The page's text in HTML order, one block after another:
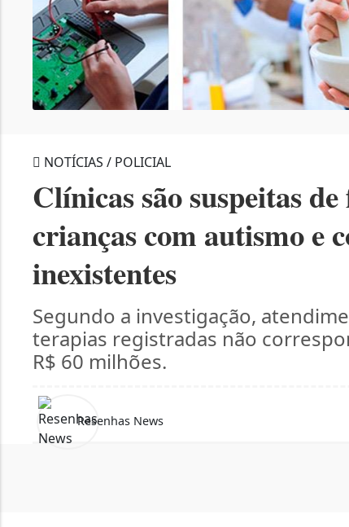
NOTÍCIAS / POLICIAL
Clínicas são suspeitas
crianças com autismo e
inexistentes
Segundo a investigação,
terapias registradas não
R$ 60 milhões.
Resenhas News